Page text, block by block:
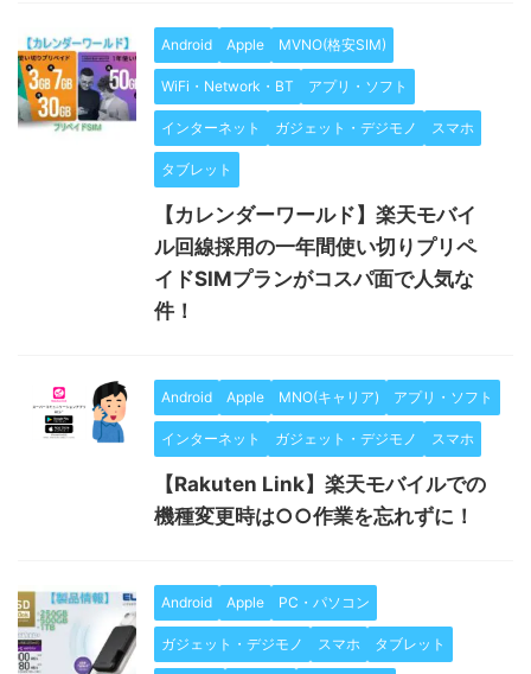
Android Apple MVNO(格安SIM)
WiFi・Network・BT アプリ・ソフト
インターネット ガジェット・デジモノ スマホ
タブレット
【カレンダーワールド】楽天モバイ
ル回線採用の一年間使い切りプリペ
イドSIMプランがコスパ面で人気な
件！
Android Apple MNO(キャリア) アプリ・ソフト
インターネット ガジェット・デジモノ スマホ
【Rakuten Link】楽天モバイルでの
機種変更時は○○作業を忘れずに！
Android Apple PC・パソコン
ガジェット・デジモノ スマホ タブレット